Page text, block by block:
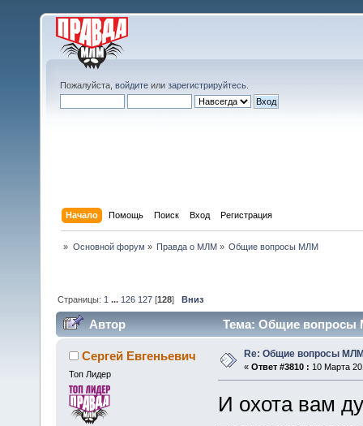
Пожалуйста, войдите или зарегистрируйтесь
Начало Помощь Поиск Вход Регистрация
» Основной форум » Правда о МЛМ » Общие вопросы МЛМ
Страницы: 1 ... 126 127 [128]Вниз
Автор Тема: Общие вопросы
Сергей Евгеньевич
Топ Лидер
Re: Общие вопросы
« Ответ #3810 : 10 Марта
И охота вам